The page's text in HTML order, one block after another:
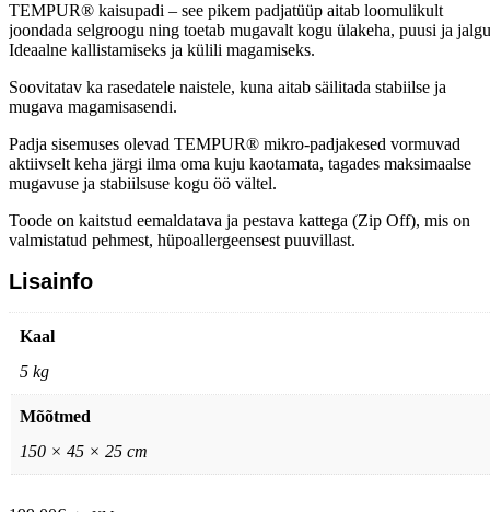
TEMPUR® kaisupadi – see pikem padjatüüp aitab loomulikult
joondada selgroogu ning toetab mugavalt kogu ülakeha, puusi ja
Ideaalne kallistamiseks ja külili magamiseks.
Soovitatav ka rasedatele naistele, kuna aitab säilitada stabiilse ja
mugava magamisasendi.
Padja sisemuses olevad TEMPUR® mikro-padjakesed vormuvad
aktiivselt keha järgi ilma oma kuju kaotamata, tagades maksimaalse
mugavuse ja stabiilsuse kogu öö vältel.
Toode on kaitstud eemaldatava ja pestava kattega (Zip Off), mis on
valmistatud pehmest, hüpoallergeensest puuvillast.
Lisainfo
Kaal
5 kg
Mõõtmed
150 × 45 × 25 cm